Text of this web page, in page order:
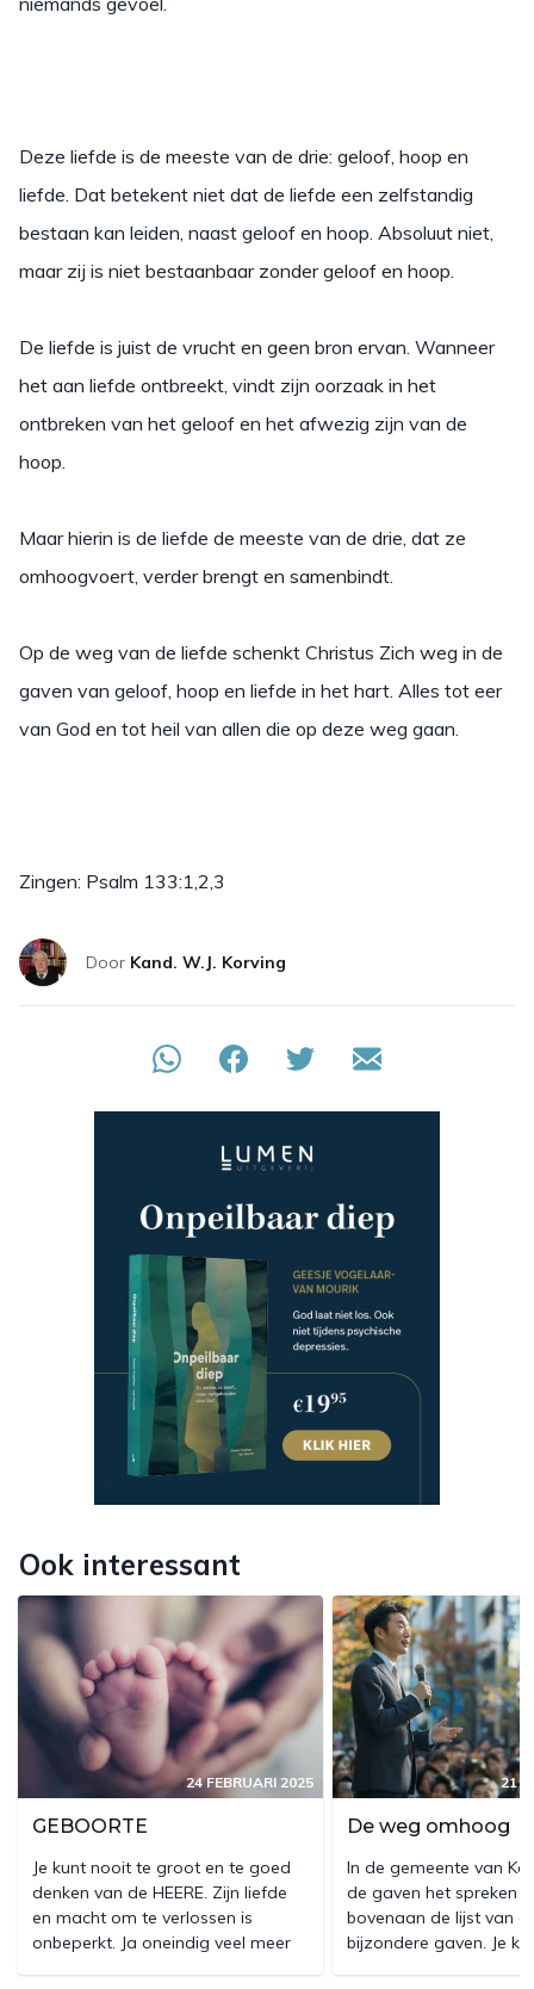
Deze liefde is de meeste van de drie: geloof, hoop en
liefde. Dat betekent niet dat de liefde een zelfstandig
bestaan kan leiden, naast geloof en hoop. Absoluut niet,
maar zij is niet bestaanbaar zonder geloof en hoop.
De liefde is juist de vrucht en geen bron ervan. Wanneer
het aan liefde ontbreekt, vindt zijn oorzaak in het
ontbreken van het geloof en het afwezig zijn van de
hoop.
Maar hierin is de liefde de meeste van de drie, dat ze
omhoogvoert, verder brengt en samenbindt.
Op de weg van de liefde schenkt Christus Zich weg in de
gaven van geloof, hoop en liefde in het hart. Alles tot eer
van God en tot heil van allen die op deze weg gaan.
Zingen: Psalm 133:1,2,3
Door Kand. W.J. Korving
Ook interessant
24 FEBRUARI 2025
GEBOORTE
Je kunt nooit te groot en te goed
denken van de HEERE. Zijn liefde
en macht om te verlossen is
onbeperkt. Ja oneindig veel meer
21
De weg omhoog
In de gemeente van
de gaven het spreken
bovenaan de lijst van
bijzondere gaven. Je